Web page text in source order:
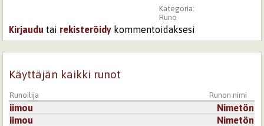
Kategoria:
Runo
Kirjaudu tai rekisteröidy kommentoidaksesi
Käyttäjän kaikki runot
Runoilija Runon nimi
iimou
Nimetön
iimou
Nimetön